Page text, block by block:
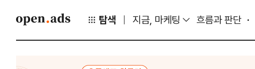
탐색 지금, 마케팅 흐름과 판단